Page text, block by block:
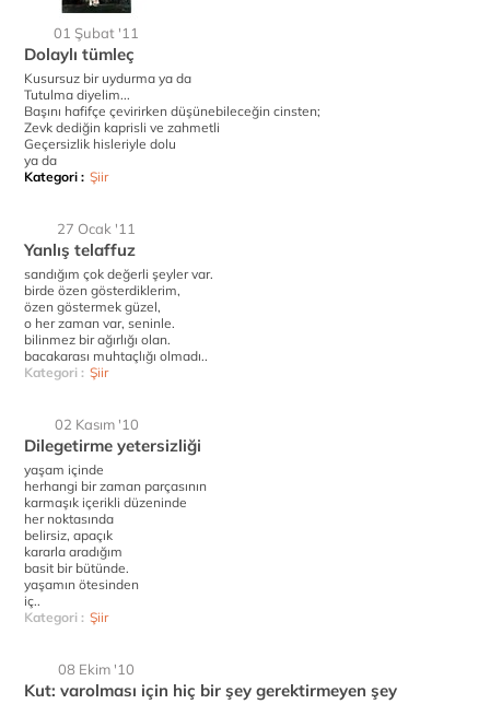
01 Şubat '11
Dolaylı tümleç
Kusursuz bir uydurma ya da
Tutulma diyelim...
Başını hafifçe çevirirken düşünebileceğin cinsten;
Zevk dediğin kaprisli ve zahmetli
Geçersizlik hisleriyle dolu
ya da
Kategori : Şiir
27 Ocak '11
Yanlış telaffuz
sandığım çok değerli şeyler var.
birde özen gösterdiklerim,
özen göstermek güzel,
o her zaman var, seninle.
bilinmez bir ağırlığı olan.
bacakarası muhtaçlığı olmadı..
Kategori : Şiir
02 Kasım '10
Dilegetirme yetersizliği
yaşam içinde
herhangi bir zaman parçasının
karmaşık içerikli düzeninde
her noktasında
belirsiz, apaçık
kararla aradığım
basit bir bütünde.
yaşamın ötesinden
iç..
Kategori : Şiir
08 Ekim '10
Kut: varolması için hiç bir şey gerektirmeyen şey